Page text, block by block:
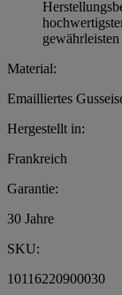
Material:
Emailliertes
Hergestellt in:
Frankreich
Garantie:
30 Jahre
SKU:
10116220900030